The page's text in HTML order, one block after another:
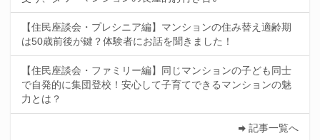
【住民座談会・プレシニア編】マンションの住み替え適齢期
は50歳前後が鍵？体験者にお話を聞きました！
【住民座談会・ファミリー編】同じマンションの子ども同士
で自発的に集団登校！安心して子育てできるマンションの魅
力とは？
記事一覧へ